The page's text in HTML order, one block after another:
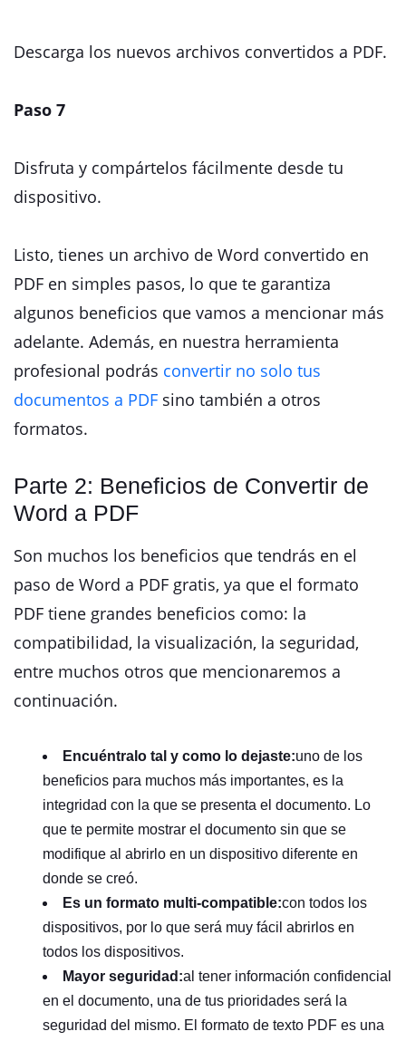
Descarga los nuevos archivos convertidos a PDF.
Paso 7
Disfruta y compártelos fácilmente desde tu
dispositivo.
Listo, tienes un archivo de Word convertido en
PDF en simples pasos, lo que te garantiza
algunos beneficios que vamos a mencionar más
adelante. Además, en nuestra herramienta
profesional podrás convertir no solo tus
documentos a PDF sino también a otros
formatos.
Parte 2: Beneficios de Convertir de
Word a PDF
Son muchos los beneficios que tendrás en el
paso de Word a PDF gratis, ya que el formato
PDF tiene grandes beneficios como: la
compatibilidad, la visualización, la seguridad,
entre muchos otros que mencionaremos a
continuación.
Encuéntralo tal y como lo dejaste:uno de los
beneficios para muchos más importantes, es la
integridad con la que se presenta el documento. Lo
que te permite mostrar el documento sin que se
modifique al abrirlo en un dispositivo diferente en
donde se creó.
Es un formato multi-compatible:con todos los
dispositivos, por lo que será muy fácil abrirlos en
todos los dispositivos.
Mayor seguridad:al tener información confidencial
en el documento, una de tus prioridades será la
seguridad del mismo. El formato de texto PDF es una